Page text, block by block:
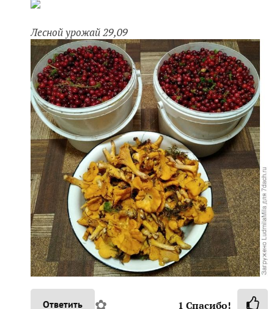
Лесной урожай 29,09
Ответить ✿ 1 Спасибо!